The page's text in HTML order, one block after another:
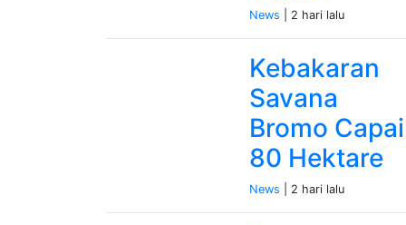
News | 2 hari lalu
Kebakaran
Savana
Bromo Capai
80 Hektare
News | 2 hari lalu